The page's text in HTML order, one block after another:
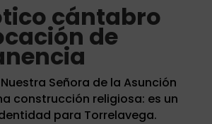
cántabro
de
Señora de la Asunción
construcción religiosa: es un
para Torrelavega.